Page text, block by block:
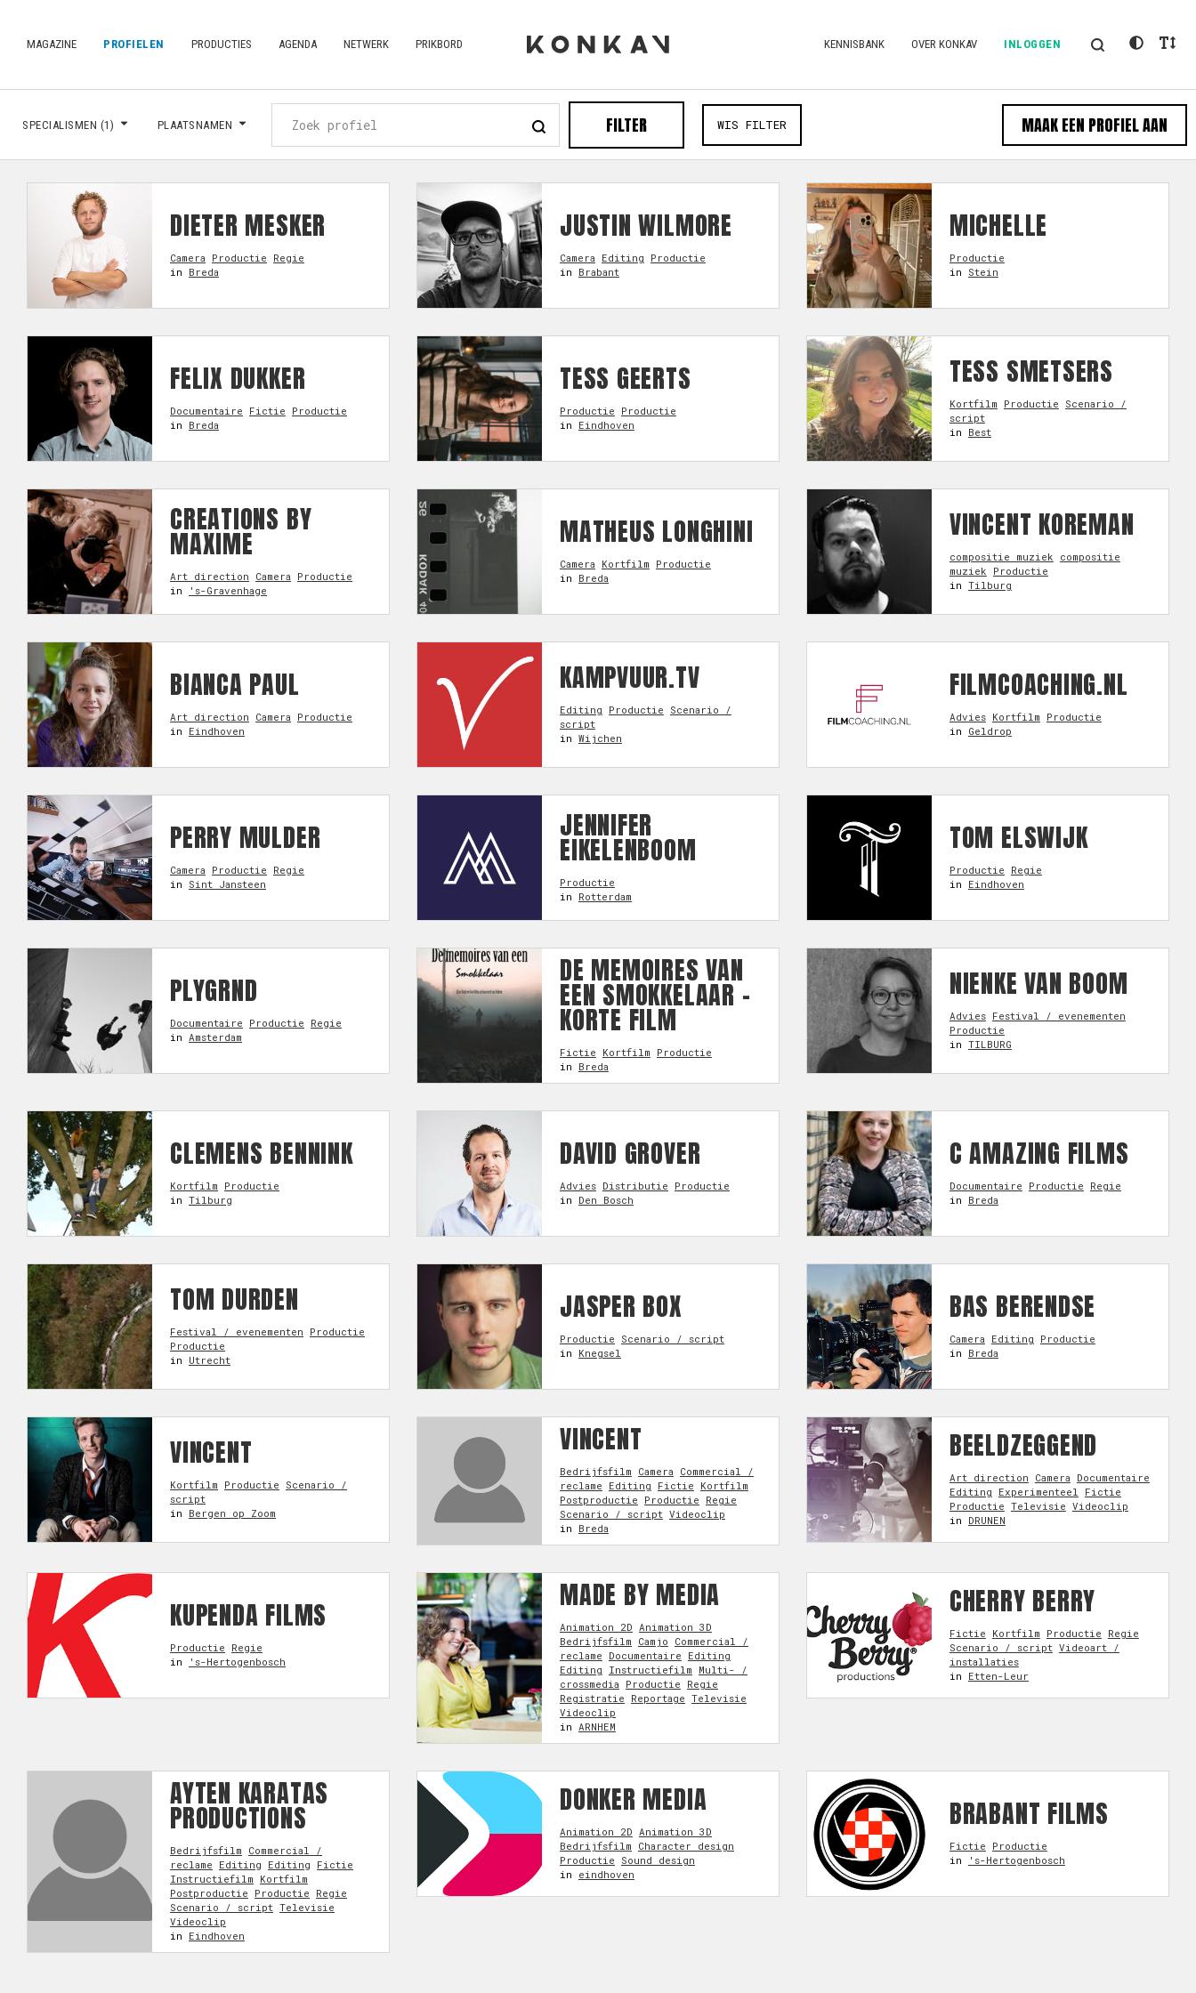
MAGAZINE PROFIELEN PRODUCTIES AGENDA NETWERK PRIKBORD KENNISBANK OVER KONKAV INLOGGEN
SPECIALISMEN (1) PLAATSNAMEN FILTER WIS FILTER MAAK EEN PROFIEL AAN
DIETER MESKER
Camera Productie Regie
in Breda
JUSTIN WILMORE
Camera Editing Productie
in Brabant
MICHELLE
Productie
in Stein
FELIX DUKKER
Documentaire Fictie Productie
in Breda
TESS GEERTS
Productie Productie
in Eindhoven
TESS SMETSERS
Kortfilm Productie Scenario /
script
in Best
CREATIONS BY
MAXIME
Art direction Camera Productie
in
's-Gravenhage
MATHEUS LONGHINI
Camera Kortfilm Productie
in Breda
VINCENT KOREMAN
compositie muziek compositie
muziek Productie
in Tilburg
BIANCA PAUL
Art direction Camera Productie
in Eindhoven
KAMPVUUR.TV
Editing Productie Scenario /
script
in Wijchen
FILMCOACHING.NL
Advies Kortfilm Productie
in Geldrop
PERRY MULDER
Camera Productie Regie
in Sint Jansteen
JENNIFER
EIKELENBOOM
Productie
in Rotterdam
TOM ELSWIJK
Productie Regie
in Eindhoven
PLYGRND
Documentaire Productie Regie
in Amsterdam
DE MEMOIRES VAN
EEN SMOKKELAAR -
KORTE FILM
Fictie Kortfilm Productie
in Breda
NIENKE VAN BOOM
Advies Festival / evenementen
Productie
in TILBURG
CLEMENS BENNINK
Kortfilm Productie
in Tilburg
DAVID GROVER
Advies Distributie Productie
in Den Bosch
C AMAZING FILMS
Documentaire Productie Regie
in Breda
TOM DURDEN
Festival / evenementen Productie
Productie
in Utrecht
JASPER BOX
Productie Scenario / script
in Knegsel
BAS BERENDSE
Camera Editing Productie
in Breda
VINCENT
Kortfilm Productie Scenario /
script
in Bergen op Zoom
VINCENT
Bedrijfsfilm Camera Commercial /
reclame Editing Fictie Kortfilm
Postproductie Productie Regie
Scenario / script Videoclip
in Breda
BEELDZEGGEND
Art direction Camera Documentaire
Editing Experimenteel
Fictie
Productie Televisie Videoclip
in DRUNEN
KUPENDA FILMS
Productie Regie
in
's-Hertogenbosch
MADE BY MEDIA
Animation 2D Animation 3D
Bedrijfsfilm Camjo Commercial /
reclame Documentaire Editing
Editing Instructiefilm Multi- /
crossmedia Productie Regie
Registratie Reportage Televisie
Videoclip
in ARNHEM
CHERRY BERRY
Fictie Kortfilm Productie Regie
Scenario / script Videoart /
installaties
in Etten-Leur
AYTEN KARATAS
PRODUCTIONS
Bedrijfsfilm Commercial /
reclame Editing Editing Fictie
Instructiefilm Kortfilm
Postproductie Productie Regie
Scenario / script Televisie
Videoclip
in Eindhoven
DONKER MEDIA
Animation 2D Animation 3D
Bedrijfsfilm Character design
Productie Sound design
in eindhoven
BRABANT FILMS
Fictie Productie
in
's-Hertogenbosch